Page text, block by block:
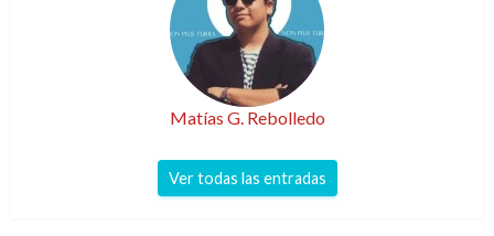
Matías G. Rebolledo
Ver todas las entradas